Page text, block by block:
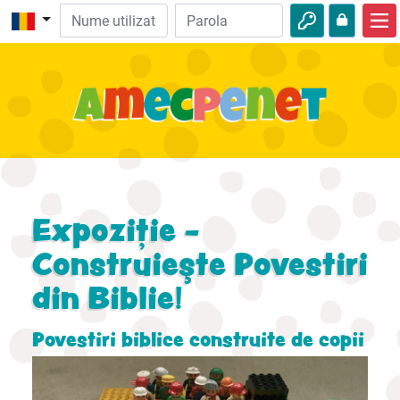
Biblie
Aventuri
Activităţi
Expoziţie -
Construieşte Povestiri
din Biblie!
Povestiri biblice construite de copii